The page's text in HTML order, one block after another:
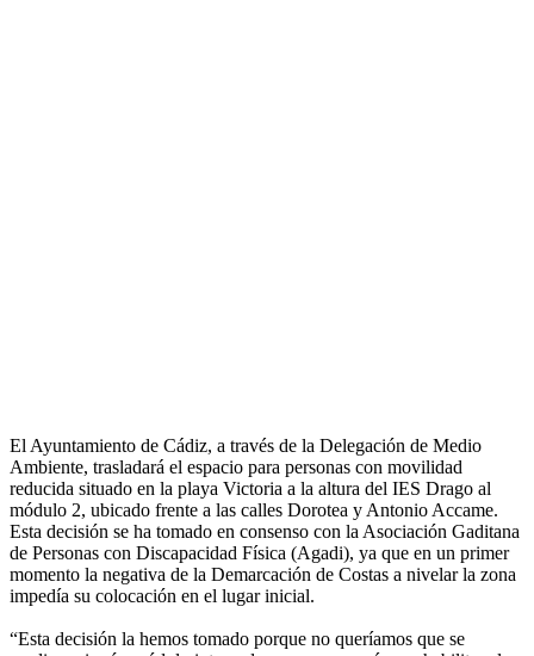
El Ayuntamiento de Cádiz, a través de la Delegación de Medio
Ambiente, trasladará el espacio para personas con movilidad
reducida situado en la playa Victoria a la altura del IES Drago al
módulo 2, ubicado frente a las calles Dorotea y Antonio Accame.
Esta decisión se ha tomado en consenso con la Asociación Gaditana
de Personas con Discapacidad Física (Agadi), ya que en un primer
momento la negativa de la Demarcación de Costas a nivelar la zona
impedía su colocación en el lugar inicial.
“Esta decisión la hemos tomado porque no queríamos que se